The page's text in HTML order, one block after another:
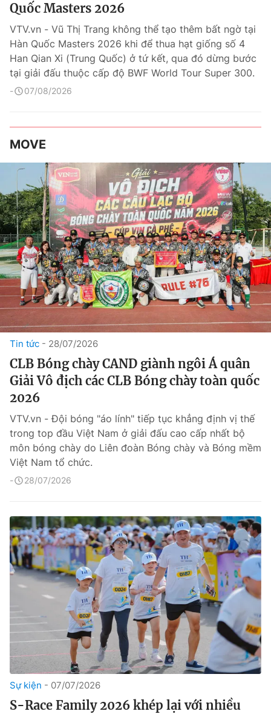
Quốc Masters 2026
VTV.vn - Vũ Thị Trang không thể tạo thêm bất ngờ tại
Hàn Quốc Masters 2026 khi để thua hạt giống số 4
Han Qian Xi (Trung Quốc) ở tứ kết, qua đó dừng bước
tại giải đấu thuộc cấp độ BWF World Tour Super 300.
07/08/2026
MOVE
Tin tức 28/07/2026
CLB Bóng chày CAND giành ngôi Á quân
Giải Vô địch các CLB Bóng chày toàn quốc
2026
VTV.vn - Đội bóng "áo lính" tiếp tục khẳng định vị thế
trong top đầu Việt Nam ở giải đấu cao cấp nhất bộ
môn bóng chày do Liên đoàn Bóng chày và Bóng mềm
Việt Nam tổ chức.
28/07/2026
Sự kiện 07/07/2026
S-Race Family 2026 khép lại với nhiều